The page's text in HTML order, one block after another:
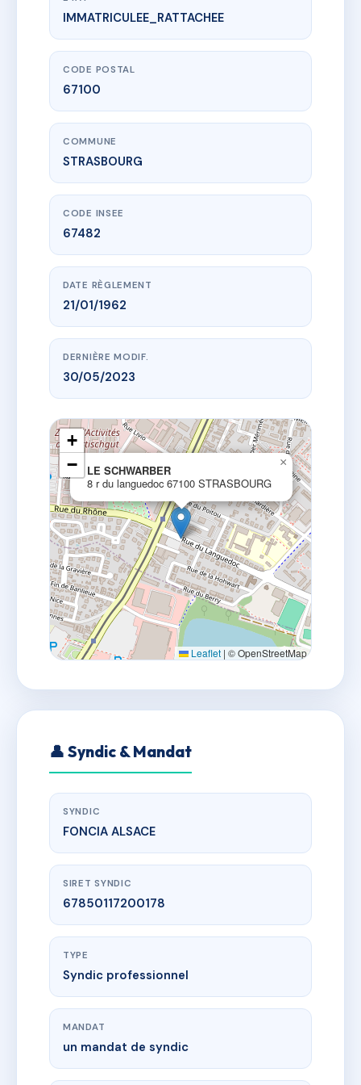
www.vme.plus/AC6654891
LE SCHWARBER
8 r du languedoc
IMMATRICULEE_RATTACHEE
CODE POSTAL
67100
COMMUNE
STRASBOURG
CODE INSEE
67482
DATE RÈGLEMENT
21/01/1962
DERNIÈRE MODIF.
30/05/2023
LE SCHWARBER
8 r du languedoc 67100 STRASBOURG
×
+
−
Leaflet | © OpenStreetMap
👤 Syndic & Mandat
SYNDIC
FONCIA ALSACE
SIRET SYNDIC
67850117200178
TYPE
Syndic professionnel
MANDAT
un mandat de syndic